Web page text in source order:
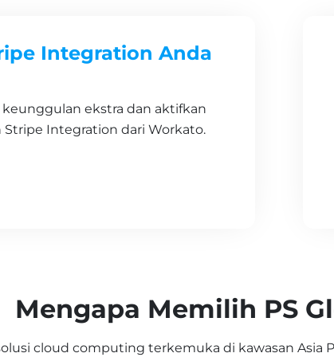
Integration Anda
keunggulan ekstra dan aktifkan
Integration dari Workato.
Mengapa Memilih PS
cloud computing terkemuka di kawasan Asia